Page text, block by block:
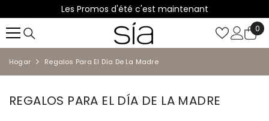
SALTAR AL CONTENIDO
Les Promos d'été c'est maintenant
0
0
Hogar Regalos Para El Día De La Madre
REGALOS PARA EL DÍA DE LA MADRE